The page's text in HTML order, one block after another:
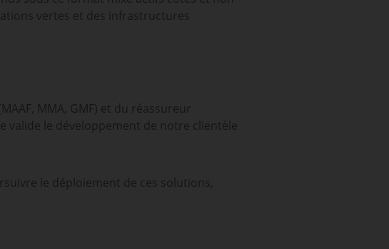
vertes et des infrastructures
MMA, GMF) et du réassureur
valide le développement de notre clientèle
le déploiement de ces solutions,